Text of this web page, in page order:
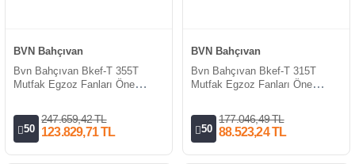
BVN Bahçıvan
Bvn Bahçıvan Bkef-T 355T
Mutfak Egzoz Fanları Öne
50
247.659,42 TL
123.829,71 TL
BVN Bahçıvan
Bvn Bahçıvan Bkef-T 315T
Mutfak Egzoz Fanları Öne
50
177.046,49 TL
88.523,24 TL